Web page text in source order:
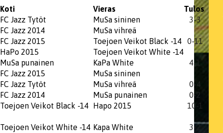
Koti Vieras
Tulos
FC Jazz Tytöt MuSa sininen
3-3
FC Jazz 2014
MuSa vihreä
FC Jazz 2015 Toejoen Veikot Black -14
0-11
HaPo 2015
Toejoen Veikot White -14
MuSa punainen KaPa White
4-1
FC Jazz 2015
MuSa sininen
FC Jazz Tytöt MuSa vihreä
0-4
FC Jazz 2014 MuSa punainen
0-2
Toejoen Veikot Black -14 Hapo 2015 10-1
Toejoen Veikot White -14 Kapa White
3-2